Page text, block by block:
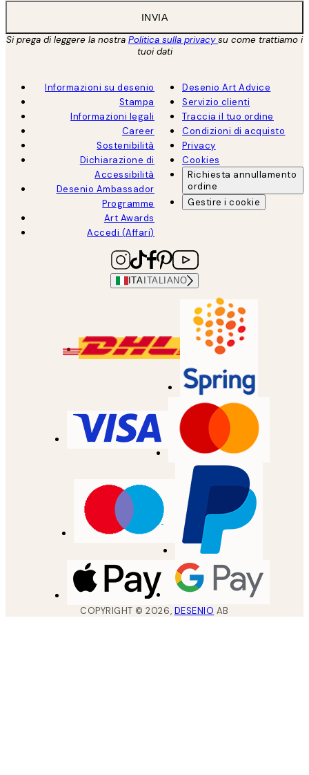
INVIA
Si prega di leggere la nostra Politica sulla privacysu come trattiamo i
tuoi dati
Informazioni su desenio
Stampa
Informazioni legali
Career
Sostenibilità
Dichiarazione di
Accessibilità
Desenio Ambassador
Programme
Art Awards
Accedi (Affari)
Desenio Art Advice
Servizio clienti
Traccia il tuo ordine
Condizioni di acquisto
Privacy
Cookies
Richiesta annullamento
ordine
Gestire i cookie
ITA ITALIANO
COPYRIGHT ©2026, DESENIO AB